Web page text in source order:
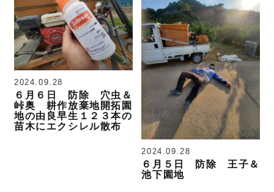
2024.09.28
６月６日 防除 穴虫＆
峠奥 耕作放棄地開拓園
地の由良早生１２３本の
苗木にエクシレル散布
2024.09.28
６月５日 防除 王子＆
池下園地